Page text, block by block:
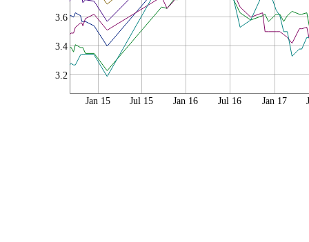
3.2
3.4
3.6
Jan 15 Jul 15 Jan 16 Jul 16 Jan 17